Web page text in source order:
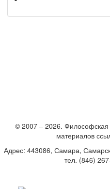
© 2007 – 2026.
материалов
Адрес: 443086, Самара,
тел. (846)